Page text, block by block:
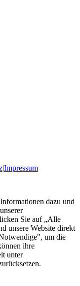
|Impressum
dazu und
Sie auf „Alle
unsere Website direkt
um die
ihre
unter